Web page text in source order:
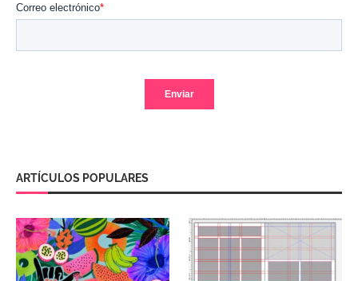
ARTÍCULOS POPULARES